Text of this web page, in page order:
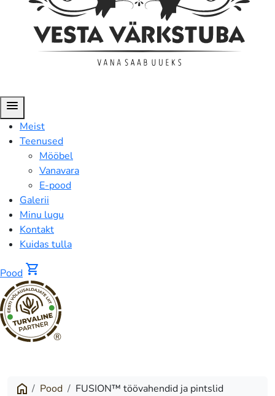
menu
Meist
Teenused
Mööbel
Vanavara
E-pood
Galerii
Minu lugu
Kontakt
Kuidas tulla
Pood shopping_cart
®
Pood FUSION™ töövahendid ja pintslid